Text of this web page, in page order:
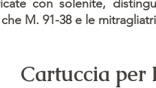
con solenite,
M. 91-38 e le
Cartuccia per